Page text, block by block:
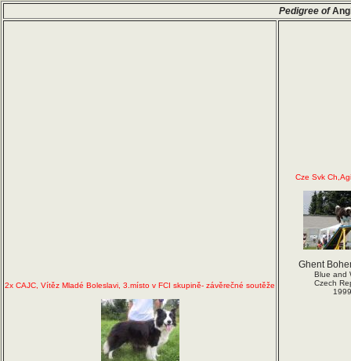
Pedigree of
2x CAJC, Vítěz Mladé Boleslavi, 3.místo v FCI skupině- závěrečné soutěže
Cze Svk
Ghent
Blue and
Czech
1999